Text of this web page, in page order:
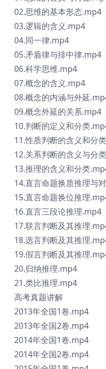
02.思维的基本形态.mp4
03.逻辑的含义.mp4
04.同一律.mp4
05.矛盾律与排中律.mp4
06.科学思维.mp4
07.概念的含义.mp4
08.概念的内涵与外延
09.概念外延的关系.mp4
10.判断的定义和分类
11.性质判断的含义和分
12.关系判断的含义与分
13.推理的含义和分类
14.直言命题换质推理与
15.直言命题换位推理
16.直言三段论推理.mp4
17.联言判断及其推理
18.选言判断及其推理
19.假言判断及其推理
20.归纳推理.mp4
21.类比推理.mp4
高考真题讲解
2013年全国1卷.mp4
2013年全国2卷.mp4
2014年全国1卷.mp4
2014年全国2卷.mp4